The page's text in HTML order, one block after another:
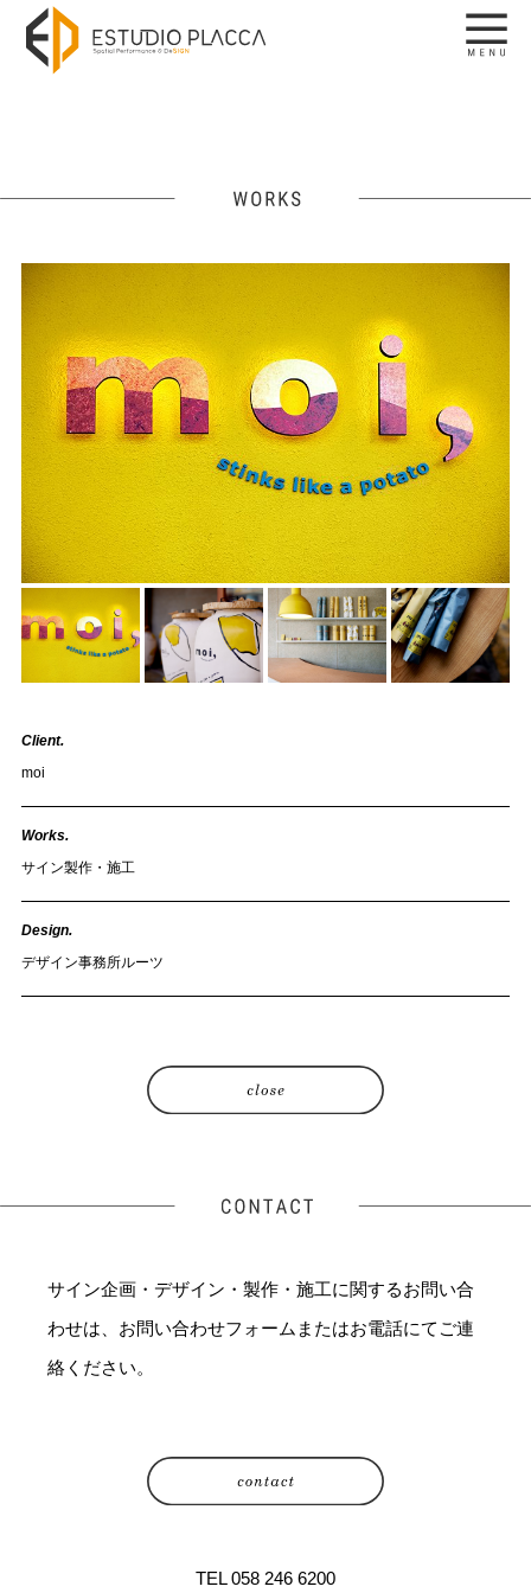
Client.
moi
Works.
サイン製作・施工
Design.
デザイン事務所ルーツ
サイン企画・デザイン・製作・施工に関するお問い合
わせは、お問い合わせフォームまたはお電話にてご連
絡ください。
TEL 058 246 6200